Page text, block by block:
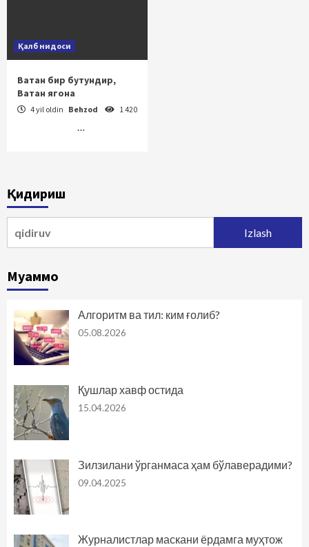
Қалб нидоси
Ватан бир бутундир,
Ватан ягона
4 yil oldin Behzod 1 420
…
Қидириш
Муаммо
Алгоритм ва тил: ким ғолиб?
05.08.2026
Қушлар хавф остида
15.04.2026
Зилзилани ўрганмаса ҳам бўлаверадими?
09.04.2025
Журналистлар маскани ёрдамга муҳтож